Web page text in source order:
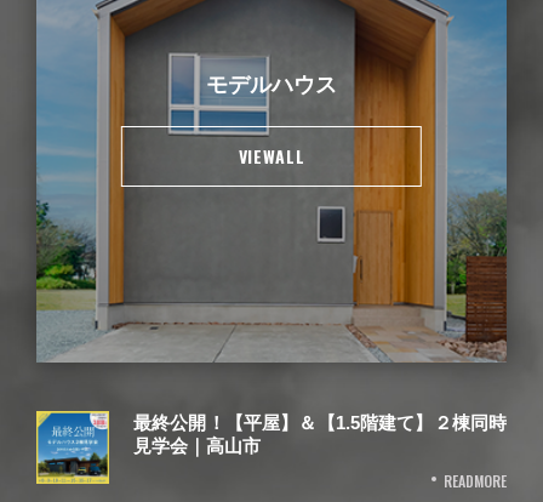
モデルハウス
VIEWALL
最終公開！【平屋】＆【1.5階建て】２棟同時
見学会｜高山市
READMORE